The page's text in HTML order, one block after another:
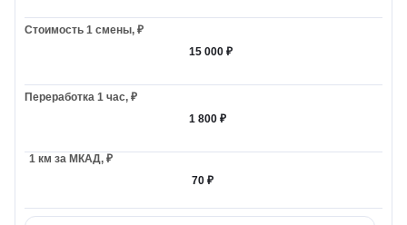
15 000 ₽
1 800 ₽
70 ₽